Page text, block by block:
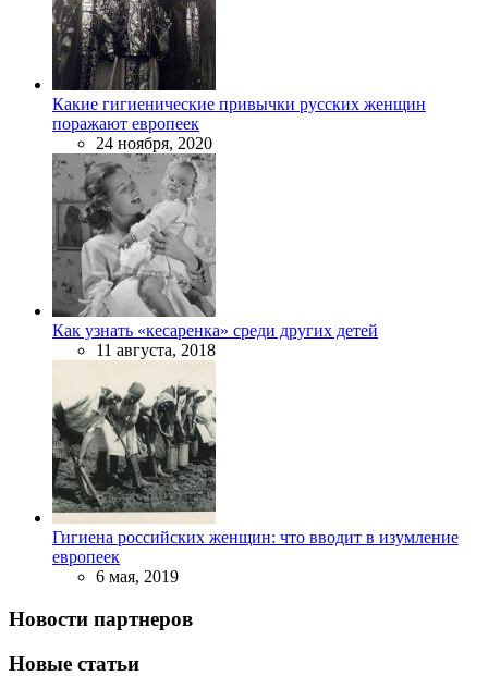
Какие гигиенические привычки русских женщин
поражают европеек
24 ноября, 2020
Как узнать «кесаренка» среди других детей
11 августа, 2018
Гигиена российских женщин: что вводит в изумление
европеек
6 мая, 2019
Новости партнеров
Новые статьи